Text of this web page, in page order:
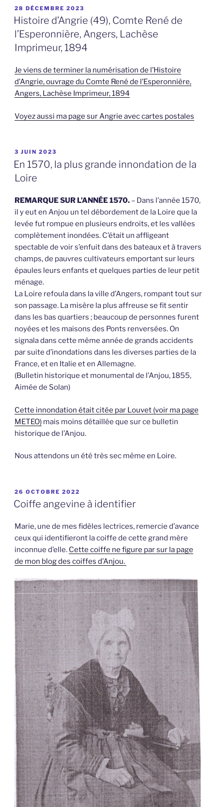
PUBLIÉ
LE
28 DÉCEMBRE 2023
Histoire d’Angrie (49), Comte René de
l’Esperonnière, Angers, Lachèse
Imprimeur, 1894
Je viens de terminer la numérisation de l’Histoire
d’Angrie, ouvrage du Comte René de l’Esperonnière,
Angers, Lachèse Imprimeur, 1894
Voyez aussi ma page sur Angrie avec cartes postales
PUBLIÉ
LE
3 JUIN 2023
En 1570, la plus grande innondation de la
Loire
REMARQUE SUR L’ANNÉE 1570. – Dans l’année 1570,
il y eut en Anjou un tel débordement de la Loire que la
levée fut rompue en plusieurs endroits, et les vallées
complètement inondées. C’était un affligeant
spectable de voir s’enfuit dans des bateaux et à travers
champs, de pauvres cultivateurs emportant sur leurs
épaules leurs enfants et quelques parties de leur petit
ménage.
La Loire refoula dans la ville d’Angers, rompant tout sur
son passage. La misère la plus affreuse se fit sentir
dans les bas quartiers ; beaucoup de personnes furent
noyées et les maisons des Ponts renversées. On
signala dans cette même année de grands accidents
par suite d’inondations dans les diverses parties de la
France, et en Italie et en Allemagne.
(Bulletin historique et monumental de l’Anjou, 1855,
Aimée de Solan)
Cette innondation était citée par Louvet (voir ma page
METEO) mais moins détaillée que sur ce bulletin
historique de l’Anjou.
Nous attendons un été très sec même en Loire.
PUBLIÉ
LE
26 OCTOBRE 2022
Coiffe angevine à identifier
Marie, une de mes fidèles lectrices, remercie d’avance
ceux qui identifieront la coiffe de cette grand mère
inconnue d’elle. Cette coiffe ne figure par sur la page
de mon blog des coiffes d’Anjou.